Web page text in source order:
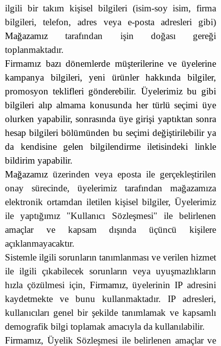
ilgili bir takım kişisel bilgileri (isim-soy isim, firma
bilgileri, telefon, adres veya e-posta adresleri gibi)
Mağazamıztarafından işin doğası gereği
toplanmaktadır.
Firmamız bazı dönemlerde müşterilerine ve üyelerine
kampanya bilgileri, yeni ürünler hakkında bilgiler,
promosyon teklifleri gönderebilir. Üyelerimiz bu gibi
bilgileri alıp almama konusunda her türlü seçimi üye
olurken yapabilir, sonrasında üye girişi yaptıktan sonra
hesap bilgileri bölümünden bu seçimi değiştirilebilir ya
da kendisine gelen bilgilendirme iletisindeki linkle
bildirim yapabilir.
Mağazamız üzerinden veya eposta ile gerçekleştirilen
onay sürecinde, üyelerimiz tarafından mağazamıza
elektronik ortamdan iletilen kişisel bilgiler, Üyelerimiz
ile yaptığımız "Kullanıcı Sözleşmesi" ile belirlenen
amaçlar ve kapsam dışında üçüncü kişilere
açıklanmayacaktır.
Sistemle ilgili sorunların tanımlanması ve verilen hizmet
ile ilgili çıkabilecek sorunların veya uyuşmazlıkların
hızla çözülmesi için, Firmamız, üyelerinin IP adresini
kaydetmekte ve bunu kullanmaktadır. IP adresleri,
kullanıcıları genel bir şekilde tanımlamak ve kapsamlı
demografik bilgi toplamak amacıyla da kullanılabilir.
Firmamız, Üyelik Sözleşmesi ile belirlenen amaçlar ve